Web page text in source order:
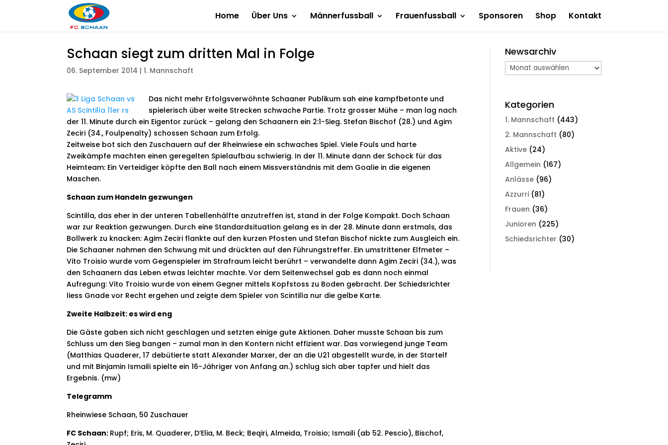
Home Über Uns Männerfussball Frauenfussball Sponsoren Shop Kontakt
Schaan siegt zum dritten Mal in Folge
06. September 2014 |1. Mannschaft
Das nicht mehr Erfolgsverwöhnte Schaaner Publikum sah eine kampfbetonte und
spielerisch über weite Strecken schwache Partie. Trotz grosser Mühe – man lag nach
der 11. Minute durch ein Eigentor zurück – gelang den Schaanern ein 2:1-Sieg. Stefan Bischof (28.) und Agim
Zeciri (34., Foulpenalty) schossen Schaan zum Erfolg.
Zeitweise bot sich den Zuschauern auf der Rheinwiese ein schwaches Spiel. Viele Fouls und harte
Zweikämpfe machten einen geregelten Spielaufbau schwierig. In der 11. Minute dann der Schock für das
Heimteam: Ein Verteidiger köpfte den Ball nach einem Missverständnis mit dem Goalie in die eigenen
Maschen.
Schaan zum Handeln gezwungen
Scintilla, das eher in der unteren Tabellenhälfte anzutreffen ist, stand in der Folge Kompakt. Doch Schaan
war zur Reaktion gezwungen. Durch eine Standardsituation gelang es in der 28. Minute dann erstmals, das
Bollwerk zu knacken: Agim Zeciri flankte auf den kurzen Pfosten und Stefan Bischof nickte zum Ausgleich ein.
Die Schaaner nahmen den Schwung mit und drückten auf den Führungstreffer. Ein umstrittener Elfmeter –
Vito Troisio wurde vom Gegenspieler im Strafraum leicht berührt – verwandelte dann Agim Zeciri (34.), was
den Schaanern das Leben etwas leichter machte. Vor dem Seitenwechsel gab es dann noch einmal
Aufregung: Vito Troisio wurde von einem Gegner mittels Kopfstoss zu Boden gebracht. Der Schiedsrichter
liess Gnade vor Recht ergehen und zeigte dem Spieler von Scintilla nur die gelbe Karte.
Zweite Halbzeit: es wird eng
Die Gäste gaben sich nicht geschlagen und setzten einige gute Aktionen. Daher musste Schaan bis zum
Schluss um den Sieg bangen – zumal man in den Kontern nicht effizient war. Das vorwiegend junge Team
(Matthias Quaderer, 17 debütierte statt Alexander Marxer, der an die U21 abgestellt wurde, in der Startelf
und mit Binjamin Ismaili spielte ein 16-Jähriger von Anfang an.) schlug sich aber tapfer und hielt das
Ergebnis. (mw)
Telegramm
Rheinwiese Schaan, 50 Zuschauer
FC Schaan: Rupf; Eris, M. Quaderer, D’Elia, M. Beck; Beqiri, Almeida, Troisio; Ismaili (ab 52. Pescio), Bischof,
Newsarchiv
Newsarchiv
Kategorien
1. Mannschaft (443)
2. Mannschaft (80)
Aktive (24)
Allgemein (167)
Anlässe (96)
Azzurri (81)
Frauen (36)
Junioren (225)
Schiedsrichter (30)